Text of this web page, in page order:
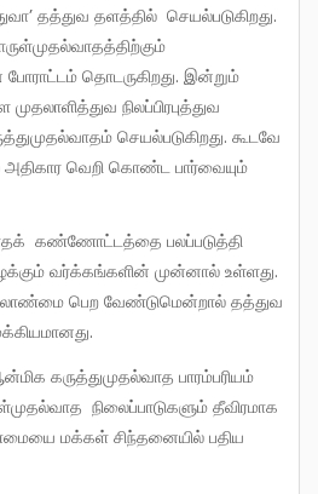
தத்துவ தளத்தில் செயல்படுகிறது.
போராட்டம் தொடருகிறது. இன்றும்
நிலப்பிரபுத்துவ
செயல்படுகிறது. கூடவே
அதிகார வெறி கொண்ட பார்வையும்
வர்க்கங்களின் முன்னால் உள்ளது.
பெற வேண்டுமென்றால் தத்துவ
நிலைப்பாடுகளும் தீவிரமாக
மக்கள் சிந்தனையில் பதிய